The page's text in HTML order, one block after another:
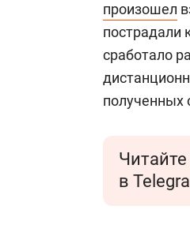
произошел
пострадали
сработало
полученных
в